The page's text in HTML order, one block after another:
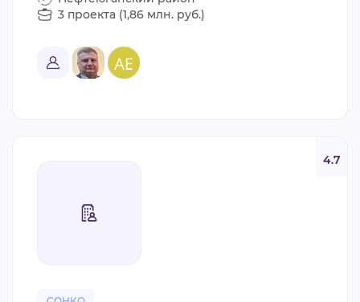
3 проекта (1,86 млн. руб.)
4.7